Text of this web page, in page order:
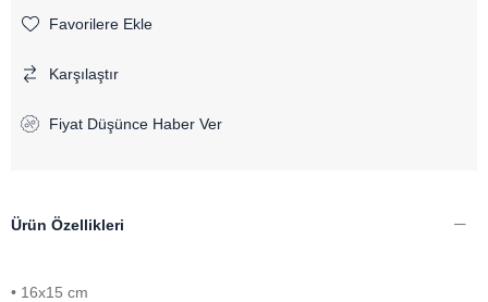
Favorilere Ekle
Karşılaştır
Fiyat Düşünce Haber Ver
Ürün Özellikleri
• 16x15 cm